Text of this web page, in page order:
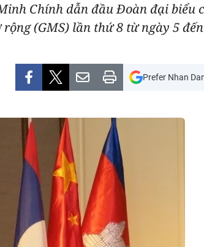
Chính dẫn đầu Đoàn đại
(GMS) lần thứ 8 từ ngày 5 đến
Prefer Nhan